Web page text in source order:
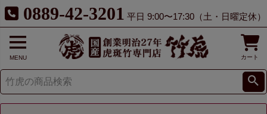
0889-42-3201 平日 9:00〜17:30（土・日曜定休）
MENU カート